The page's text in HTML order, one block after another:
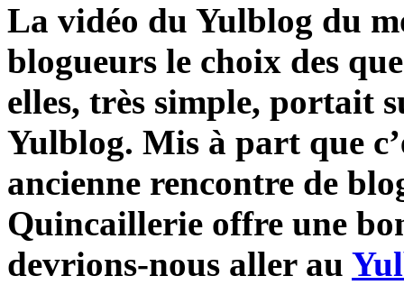
La vidéo du Yulblog du
blogueurs le choix des
elles, très simple, portait
Yulblog. Mis à part que
ancienne rencontre de
Quincaillerie offre une
devrions-nous aller au